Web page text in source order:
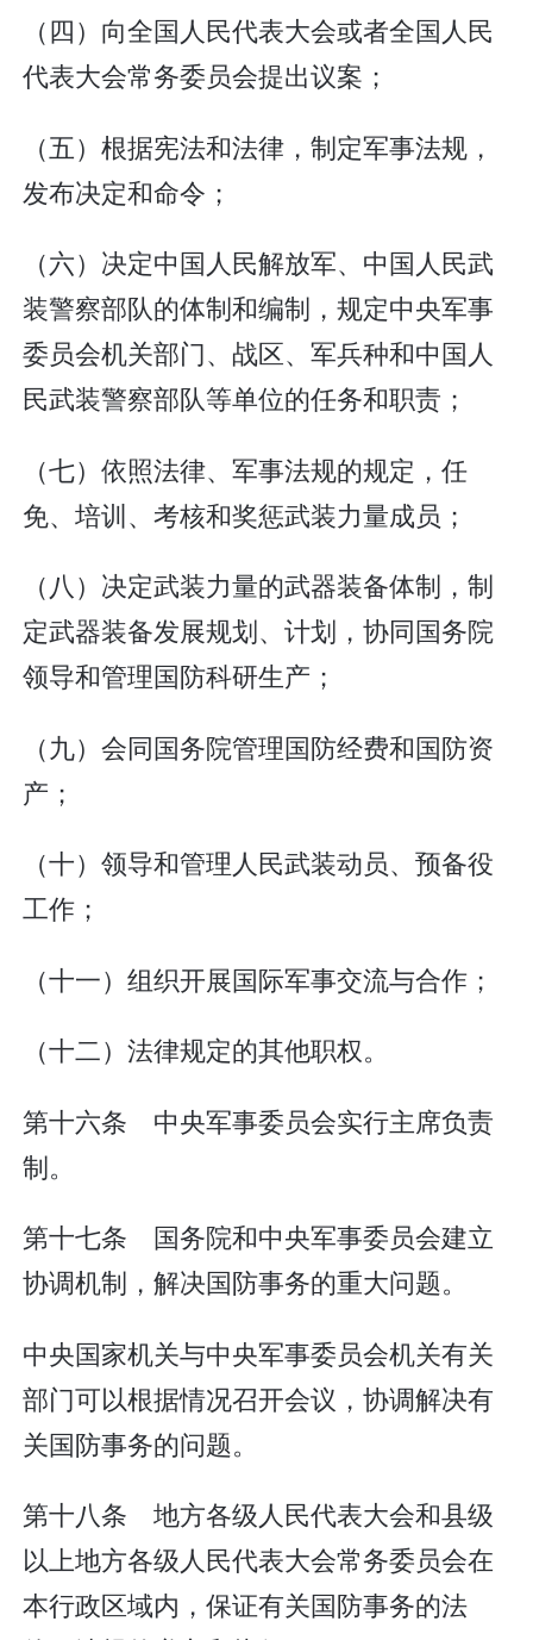
（四）向全国人民代表大会或者全国人民
代表大会常务委员会提出议案；
（五）根据宪法和法律，制定军事法规，
发布决定和命令；
（六）决定中国人民解放军、中国人民武
装警察部队的体制和编制，规定中央军事
委员会机关部门、战区、军兵种和中国人
民武装警察部队等单位的任务和职责；
（七）依照法律、军事法规的规定，任
免、培训、考核和奖惩武装力量成员；
（八）决定武装力量的武器装备体制，制
定武器装备发展规划、计划，协同国务院
领导和管理国防科研生产；
（九）会同国务院管理国防经费和国防资
产；
（十）领导和管理人民武装动员、预备役
工作；
（十一）组织开展国际军事交流与合作；
（十二）法律规定的其他职权。
第十六条 中央军事委员会实行主席负责
制。
第十七条 国务院和中央军事委员会建立
协调机制，解决国防事务的重大问题。
中央国家机关与中央军事委员会机关有关
部门可以根据情况召开会议，协调解决有
关国防事务的问题。
第十八条 地方各级人民代表大会和县级
以上地方各级人民代表大会常务委员会在
本行政区域内，保证有关国防事务的法